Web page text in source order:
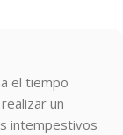
el tiempo
un
intempestivos